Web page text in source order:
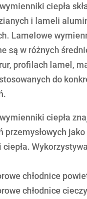
ciepła
i lameli
Lamelowe
są w różnych
profilach lamel,
do
ciepła
przemysłowych
chłodnice
chłodnice